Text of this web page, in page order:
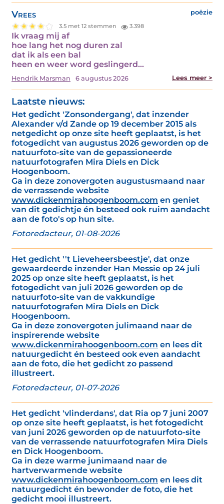
Vrees poëzie
3.5 met 12 stemmen 3.398
Ik vraag mij af
hoe lang het nog duren zal
dat ik als een bal
heen en weer word geslingerd…
Hendrik Marsman 6 augustus 2026 Lees meer >
Laatste nieuws:
Het gedicht 'Zonsondergang', dat inzender
Alexander v/d Zande op 19 december 2015 als
netgedicht op onze site heeft geplaatst, is het
fotogedicht van augustus 2026 geworden op de
natuurfoto-site van de gepassioneerde
natuurfotografen Mira Diels en Dick
Hoogenboom.
Ga in deze zonovergoten augustusmaand naar
de verrassende website
www.dickenmirahoogenboom.com en geniet
van dit gedichtje én besteed ook ruim aandacht
aan de foto's op hun site.
Fotoredacteur, 01-08-2026
Het gedicht ''t Lieveheersbeestje', dat onze
gewaardeerde inzender Han Messie op 24 juli
2025 op onze site heeft geplaatst, is het
fotogedicht van juli 2026 geworden op de
natuurfoto-site van de vakkundige
natuurfotografen Mira Diels en Dick
Hoogenboom.
Ga in deze zonovergoten julimaand naar de
inspirerende website
www.dickenmirahoogenboom.com en lees dit
natuurgedicht én besteed ook even aandacht
aan de foto, die het gedicht zo passend
illustreert.
Fotoredacteur, 01-07-2026
Het gedicht 'vlinderdans', dat Ria op 7 juni 2007
op onze site heeft geplaatst, is het fotogedicht
van juni 2026 geworden op de natuurfoto-site
van de verrassende natuurfotografen Mira Diels
en Dick Hoogenboom.
Ga in deze warme junimaand naar de
hartverwarmende website
www.dickenmirahoogenboom.com en lees dit
natuurgedicht én bewonder de foto, die het
gedicht mooi illustreert.